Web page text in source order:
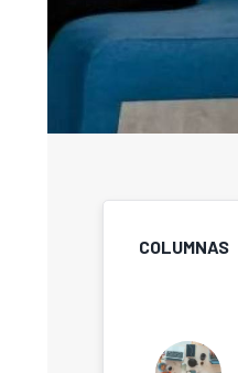
COLUMNAS